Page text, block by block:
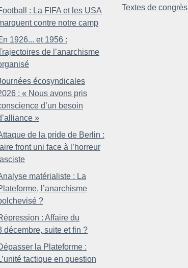
: La FIFA et les USA
contre notre camp
1926... et 1956 :
de l’anarchisme
écosyndicales
: « Nous avons pris
d’un besoin
»
de la pride de Berlin :
front uni face à l’horreur
matérialiste : La
l’anarchisme
?
: Affaire du
décembre, suite et fin ?
la Plateforme :
tactique en question
Textes de congrès